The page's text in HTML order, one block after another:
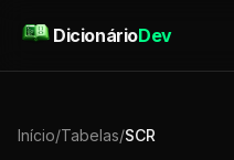
DicionárioDev
Início/Tabelas/SCR